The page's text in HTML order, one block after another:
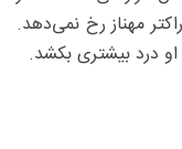
مهناز رخ نمی‌دهد.
او درد بیشتری بکشد.